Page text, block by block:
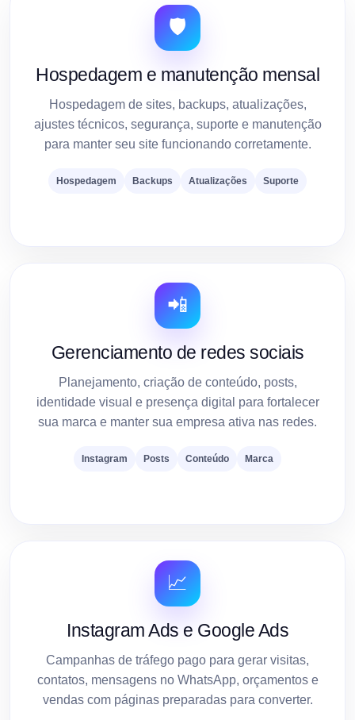
🛡️
Hospedagem e manutenção mensal
Hospedagem de sites, backups, atualizações,
ajustes técnicos, segurança, suporte e manutenção
para manter seu site funcionando corretamente.
Hospedagem Backups Atualizações Suporte
📲
Gerenciamento de redes sociais
Planejamento, criação de conteúdo, posts,
identidade visual e presença digital para fortalecer
sua marca e manter sua empresa ativa nas redes.
Instagram Posts Conteúdo Marca
📈
Instagram Ads e Google Ads
Campanhas de tráfego pago para gerar visitas,
contatos, mensagens no WhatsApp, orçamentos e
vendas com páginas preparadas para converter.